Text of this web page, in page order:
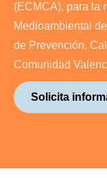
(ECMCA), para la
Medioambiental
de Prevención,
Comunidad
Solicita